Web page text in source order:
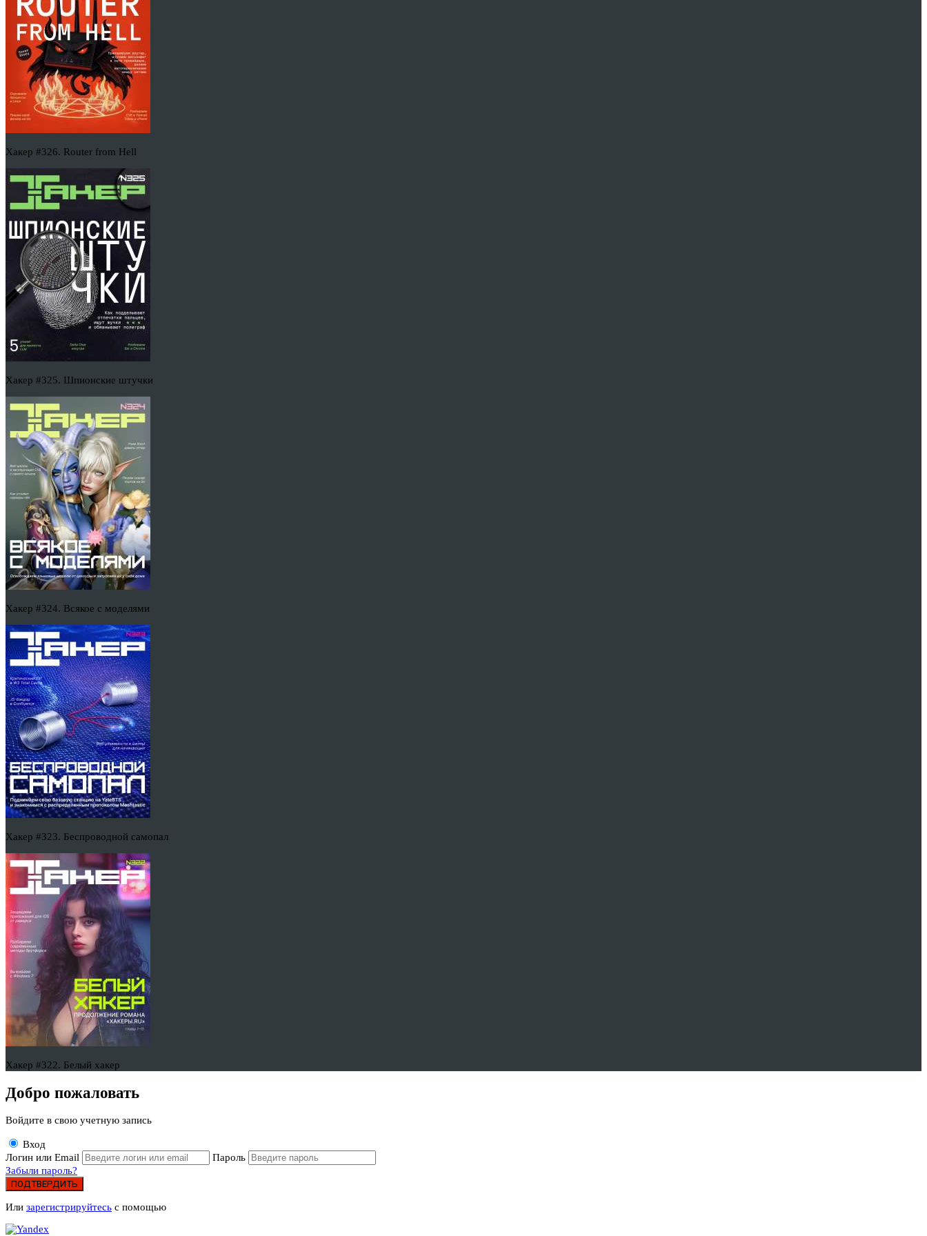
Хакер #326. Router from Hell
Хакер #325. Шпионские штучки
Хакер #324. Всякое с моделями
Хакер #323. Беспроводной самопал
Хакер #322. Белый хакер
Добро пожаловать
Войдите в свою учетную запись
Вход
Логин или Email
Пароль
Забыли пароль?
ПОДТВЕРДИТЬ
Или зарегистрируйтесь с помощью